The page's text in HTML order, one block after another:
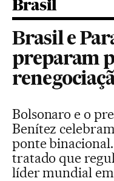
Brasil
Brasil e
preparam
Bolsonaro e o
Benítez
ponte
tratado que
líder mundial